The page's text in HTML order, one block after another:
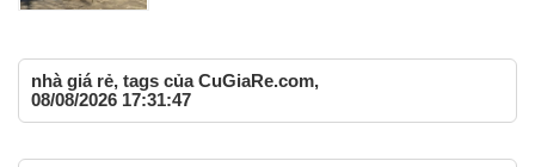
nhà giá rẻ, tags của CuGiaRe.com,
08/08/2026 17:31:47